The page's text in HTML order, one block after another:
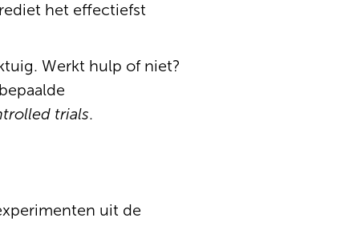
het effectiefst
Werkt hulp of niet?
trials.
uit de